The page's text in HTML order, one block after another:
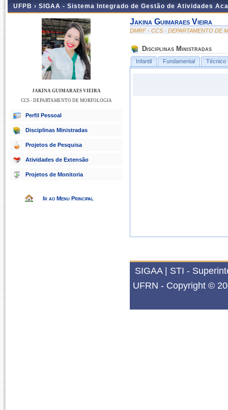
UFPB › SIGAA - Sistema Integrado de Gestão de Atividades
JAKINA GUIMARAES VIEIRA
CCS - DEPARTAMENTO DE MORFOLOGIA
Perfil Pessoal
Disciplinas Ministradas
Projetos de Pesquisa
Atividades de Extensão
Projetos de Monitoria
Ir ao Menu Principal
Jakina Guimaraes Vieira
DMRF - CCS - DEPARTAMENTO DE
Disciplinas Ministradas
Infantil Fundamental Técnico
SIGAA | STI -
UFRN - Copyright ©